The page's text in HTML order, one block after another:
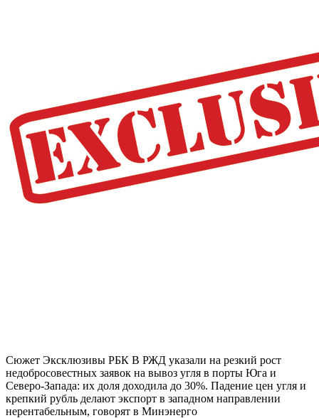
Сюжет Эксклюзивы РБК В РЖД указали на резкий рост
недобросовестных заявок на вывоз угля в порты Юга и
Северо-Запада: их доля доходила до 30%. Падение цен угля и
крепкий рубль делают экспорт в западном направлении
нерентабельным, говорят в Минэнерго